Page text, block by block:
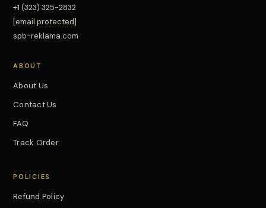
+1 (323) 325-2832
[email protected]
spb-reklama.com
ABOUT
About Us
Contact Us
FAQ
Track Order
POLICIES
Refund Policy